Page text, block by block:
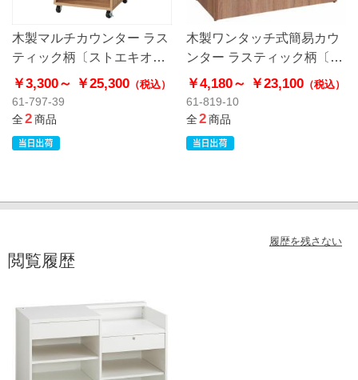
木製マルチカウンター ラス
ティック柄〔ストエキオリ
ジナル〕
￥3,300～ ￥25,300 （税込）
61-797-39
全2商品
木製ワンタッチ式簡易カウ
ンター ラスティック柄〔ス
トエキオリジナル〕
￥4,180～ ￥23,100 （税込）
61-819-10
全2商品
履歴を残さない
閲覧履歴